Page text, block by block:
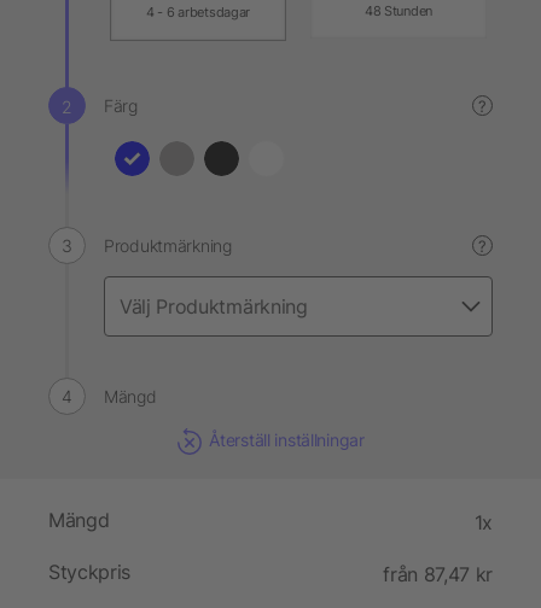
4 - 6 arbetsdagar 48 Stunden
Färg ?
Produktmärkning ?
Mängd
Återställ inställningar
Mängd 1x
Styckpris
från 87,47 kr